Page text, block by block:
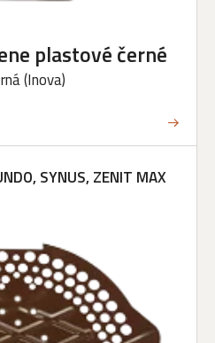
plastové černé
(Inova)
SYNUS, ZENIT MAX